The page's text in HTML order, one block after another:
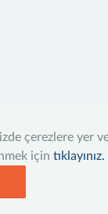
çerezlere yer
için tıklayınız.